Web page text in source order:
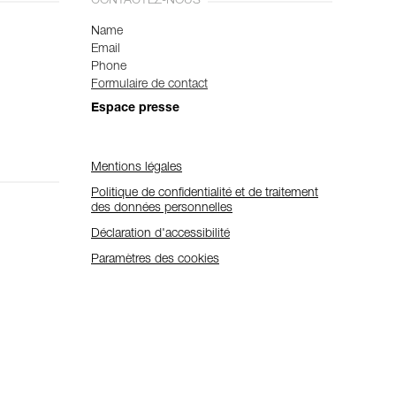
Name
Email
Phone
Formulaire de contact
Espace presse
Mentions légales
Politique de confidentialité et de traitement
des données personnelles
Déclaration d'accessibilité
Paramètres des cookies